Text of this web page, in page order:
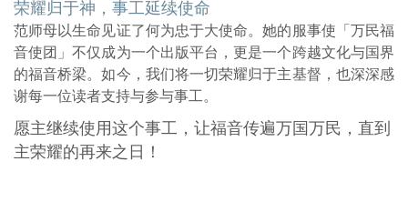
荣耀归于神，事工延续使命
范师母以生命见证了何为忠于大使命。她的服事使「万民福
音使团」不仅成为一个出版平台，更是一个跨越文化与国界
的福音桥梁。如今，我们将一切荣耀归于主基督，也深深感
谢每一位读者支持与参与事工。
愿主继续使用这个事工，让福音传遍万国万民，直到
主荣耀的再来之日！